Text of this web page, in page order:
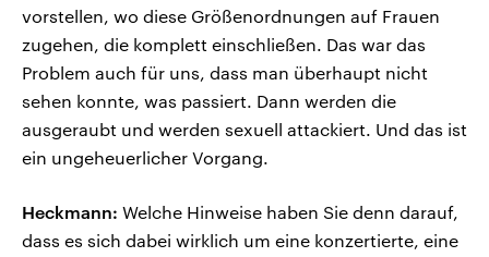
vorstellen, wo diese Größenordnungen auf Frauen
zugehen, die komplett einschließen. Das war das
Problem auch für uns, dass man überhaupt nicht
sehen konnte, was passiert. Dann werden die
ausgeraubt und werden sexuell attackiert. Und das ist
ein ungeheuerlicher Vorgang.
Heckmann: Welche Hinweise haben Sie denn darauf,
dass es sich dabei wirklich um eine konzertierte, eine